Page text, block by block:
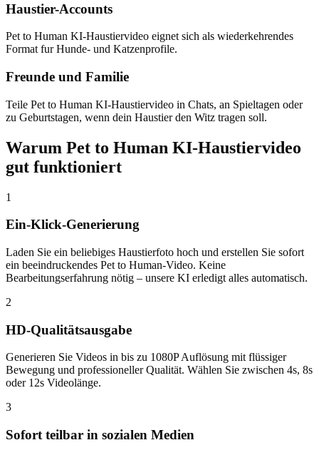
Haustier-Accounts
Pet to Human KI-Haustiervideo eignet sich als wiederkehrendes
Format fur Hunde- und Katzenprofile.
Freunde und Familie
Teile Pet to Human KI-Haustiervideo in Chats, an Spieltagen oder
zu Geburtstagen, wenn dein Haustier den Witz tragen soll.
Warum Pet to Human KI-Haustiervideo
gut funktioniert
1
Ein-Klick-Generierung
Laden Sie ein beliebiges Haustierfoto hoch und erstellen Sie sofort
ein beeindruckendes Pet to Human-Video. Keine
Bearbeitungserfahrung nötig – unsere KI erledigt alles automatisch.
2
HD-Qualitätsausgabe
Generieren Sie Videos in bis zu 1080P Auflösung mit flüssiger
Bewegung und professioneller Qualität. Wählen Sie zwischen 4s, 8s
oder 12s Videolänge.
3
Sofort teilbar in sozialen Medien